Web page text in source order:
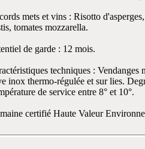
mets et vins : Risotto
tomates mozzarella.
de garde : 12 mois.
techniques : Vendanges
inox thermo-régulée et sur lies.
de service entre 8° et 10°.
certifié Haute Valeur